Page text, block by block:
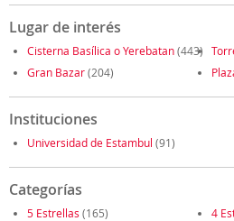
Lugar de interés
Cisterna Basílica o Yerebatan(443)
Gran Bazar(204)
Instituciones
Universidad de Estambul (91)
Categorías
5 Estrellas (165) 4